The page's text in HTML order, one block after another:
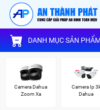
DANH MỤC SẢN
Camera Dahua
Zoom Xa
Camera Ip
Dahua